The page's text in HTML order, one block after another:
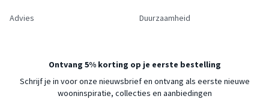
Advies Duurzaamheid
Ontvang 5% korting op je eerste bestelling
Schrijf je in voor onze nieuwsbrief en ontvang als eerste nieuwe
wooninspiratie, collecties en aanbiedingen